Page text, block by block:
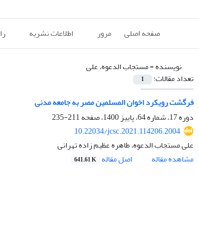
صفحه اصلی مرور اطلاعات نشریه
نویسنده =مستجاب الدعوه، علی
تعداد مقالات:
1
فرگشت رویکرد اخوان المسلمین مصر به جامعه مدنی
دوره 17، شماره 64، پاییز 1400، صفحه
211-235
10.22034/jcsc.2021.114206.2004
علی مستجاب الدعوه، طاهره عظیم زاده تهرانی
مشاهده مقاله
اصل مقاله 641.61 K